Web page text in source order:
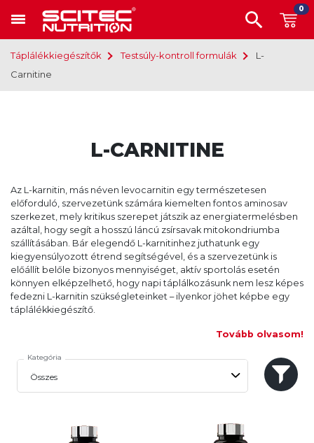
0
Táplálékkiegészítők Testsúly-kontroll formulák
L-
Carnitine
L-CARNITINE
Az L-karnitin, más néven levocarnitin egy természetesen
előforduló, szervezetünk számára kiemelten fontos aminosav
szerkezet, mely kritikus szerepet játszik az energiatermelésben
azáltal, hogy segít a hosszú láncú zsírsavak mitokondriumba
szállításában. Bár elegendő L-karnitinhez juthatunk egy
kiegyensúlyozott étrend segítségével, és a szervezetünk is
előállít belőle bizonyos mennyiséget, aktív sportolás esetén
könnyen elképzelhető, hogy napi táplálkozásunk nem lesz képes
fedezni L-karnitin szükségleteinket – ilyenkor jöhet képbe egy
táplálékkiegészítő.
Tovább olvasom!
Kategória